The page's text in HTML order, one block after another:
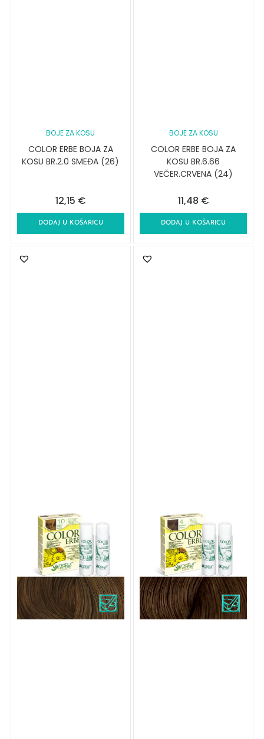
BOJE ZA KOSU
COLOR ERBE BOJA ZA
KOSU BR.2.0 SMEĐA (26)
12,15 €
DODAJ U KOŠARICU
BOJE ZA KOSU
COLOR ERBE BOJA ZA
KOSU BR.6.66
VEČER.CRVENA (24)
11,48 €
DODAJ U KOŠARICU